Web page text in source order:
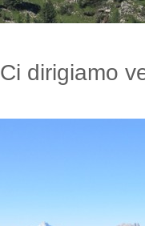
Ci dirigiamo